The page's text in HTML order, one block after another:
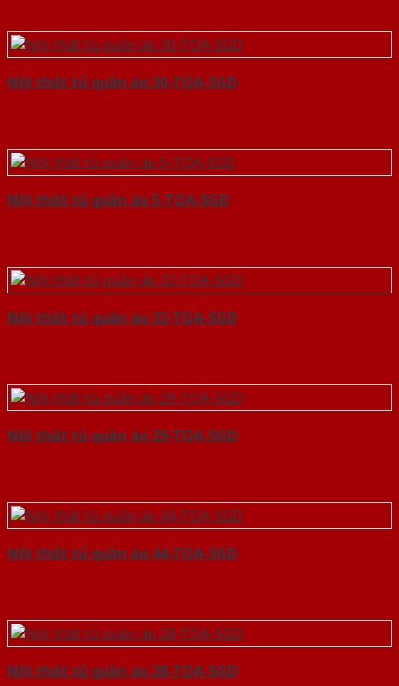
Nội thất tủ quần áo 30-TQA-SGD
Nội thất tủ quần áo 5-TQA-SGD
Nội thất tủ quần áo 32-TQA-SGD
Nội thất tủ quần áo 29-TQA-SGD
Nội thất tủ quần áo 44-TQA-SGD
Nội thất tủ quần áo 28-TQA-SGD